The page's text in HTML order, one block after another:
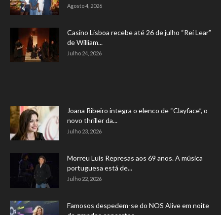
Agosto 4, 2026
Casino Lisboa recebe até 26 de julho “Rei Lear”
de William...
Julho 24, 2026
Joana Ribeiro integra o elenco de “Clayface”, o
novo thriller da...
Julho 23, 2026
Morreu Luís Represas aos 69 anos. A música
portuguesa está de...
Julho 22, 2026
Famosos despedem-se do NOS Alive em noite